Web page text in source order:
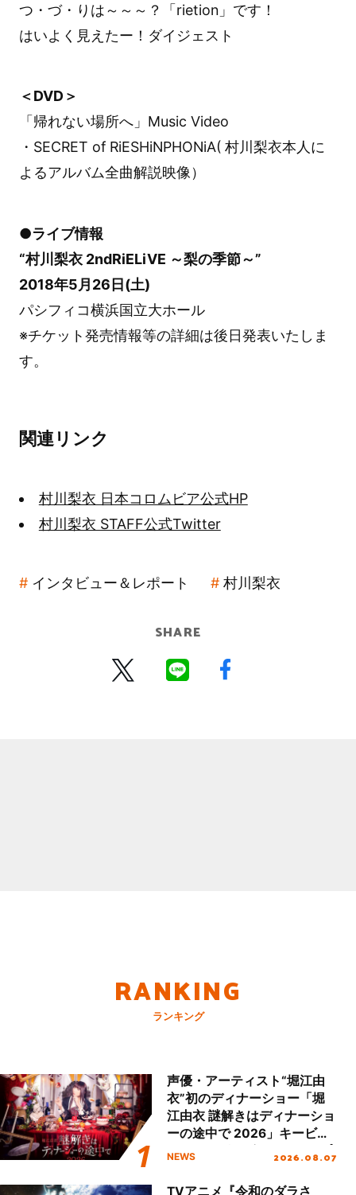
つ・づ・りは～～～？「rietion」です！
はいよく見えたー！ダイジェスト
＜DVD＞
「帰れない場所へ」Music Video
・SECRET of RiESHiNPHONiA( 村川梨衣本人に
よるアルバム全曲解説映像）
●ライブ情報
“村川梨衣 2ndRiELiVE ～梨の季節～”
2018年5月26日(土)
パシフィコ横浜国立大ホール
※チケット発売情報等の詳細は後日発表いたしま
す。
関連リンク
村川梨衣 日本コロムビア公式HP
村川梨衣 STAFF公式Twitter
インタビュー＆レポート 村川梨衣
SHARE
RANKING
ランキング
声優・アーティスト“堀江由
衣”初のディナーショー「堀
江由衣 謎解きはディナーショ
ーの途中で 2026」キービジ
ュアル＆グッズラインナップ
NEWS 2026.08.07
TVアニメ『令和のダラさ